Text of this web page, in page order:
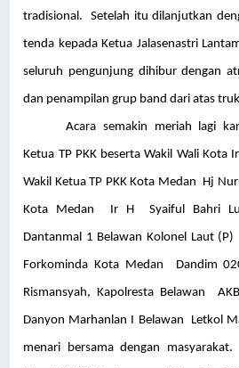
tradisional. Setelah itu dilanjutkan
tenda kepada Ketua Jalasenastri
seluruh pengunjung dihibur dengan
dan penampilan grup band dari atas
Acara semakin meriah lagi
Ketua TP PKK beserta Wakil Wali Kota
Wakil Ketua TP PKK Kota Medan Hj
Kota Medan Ir H Syaiful Bahri
Dantanmal 1 Belawan Kolonel Laut
Forkominda Kota Medan Dandim
Rismansyah, Kapolresta Belawan
Danyon Marhanlan I Belawan Letkol
menari bersama dengan